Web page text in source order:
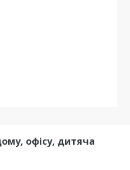
офісу, дитяча